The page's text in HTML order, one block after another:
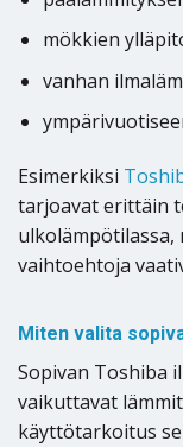
mökkien
vanhan
Esimerkiksi
tarjoavat erittäin
ulkolämpötilassa,
vaihtoehtoja
Miten valita
Sopivan Toshiba
vaikuttavat
käyttötarkoitus